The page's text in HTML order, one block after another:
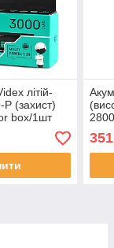
літій-
P (захист)
box/1шт